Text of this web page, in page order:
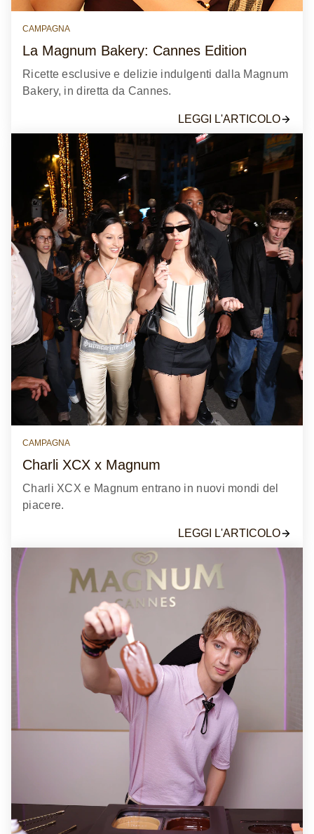
CAMPAGNA
La Magnum Bakery: Cannes Edition
Ricette esclusive e delizie indulgenti dalla Magnum
Bakery, in diretta da Cannes.
LEGGI L'ARTICOLO
CAMPAGNA
Charli XCX x Magnum
Charli XCX e Magnum entrano in nuovi mondi del
piacere.
LEGGI L'ARTICOLO